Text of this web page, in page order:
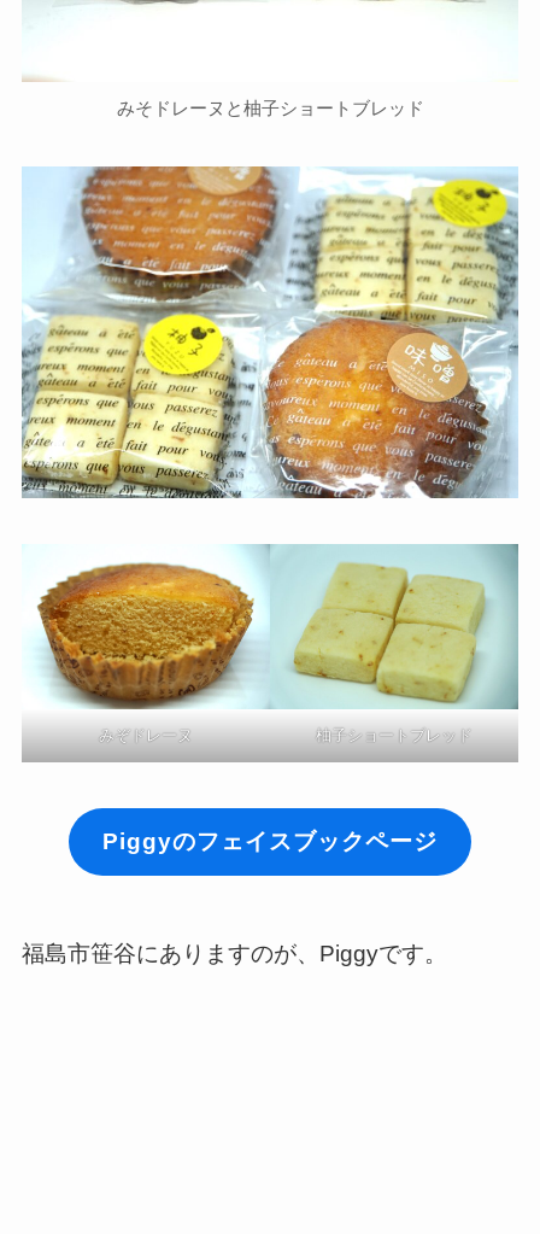
みそドレーヌと柚子ショートブレッド
みぞドレーヌ 柚子ショートブレッド
Piggyのフェイスブックページ
福島市笹谷にありますのが、Piggyです。